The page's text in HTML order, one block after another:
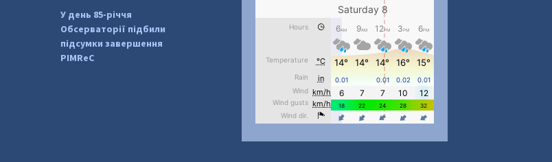
#PipIvanToday ...
pimrec_project
У день 85-річчя
Обсерваторії підбили
підсумки завершення
PIMReC